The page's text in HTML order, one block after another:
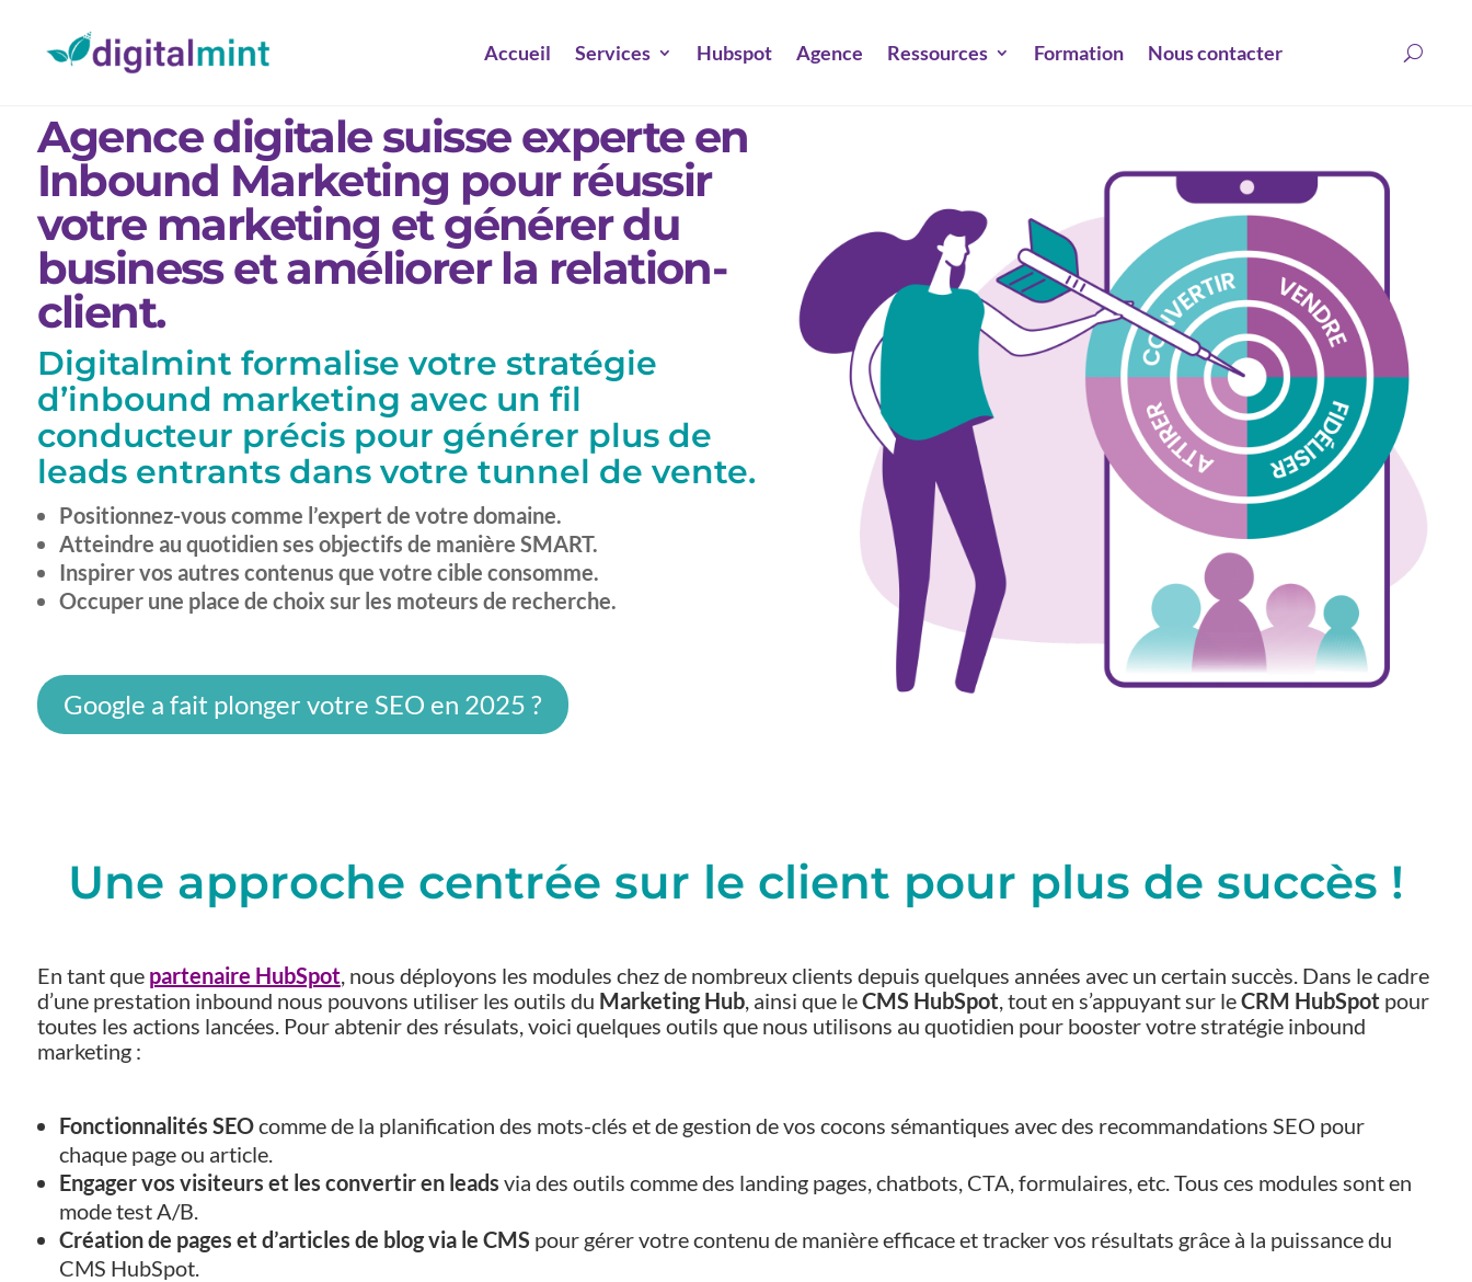
Accueil Services Hubspot Agence Ressources Formation Nous contacter
Agence digitale suisse experte en
Inbound Marketing pour réussir
votre marketing et générer du
business et améliorer la relation-
client.
Digitalmint formalise votre stratégie
d’inbound marketing avec un fil
conducteur précis pour générer plus de
leads entrants dans votre tunnel de vente.
Positionnez-vous comme l’expert de votre domaine.
Atteindre au quotidien ses objectifs de manière SMART.
Inspirer vos autres contenus que votre cible consomme.
Occuper une place de choix sur les moteurs de recherche.
Google a fait plonger votre SEO en 2025 ?
Une approche centrée sur le client pour plus de succès !
En tant que partenaire HubSpot, nous déployons les modules chez de nombreux clients depuis quelques années avec un certain succès. Dans le cadre
d’une prestation inbound nous pouvons utiliser les outils du Marketing Hub, ainsi que leCMS HubSpot , tout en s’appuyant sur leCRM HubSpot pour
toutes les actions lancées. Pour abtenir des résulats, voici quelques outils que nous utilisons au quotidien pour booster votre stratégie inbound
marketing :
Fonctionnalités SEOcomme de la planification des mots-clés et de gestion de vos cocons sémantiques avec des recommandations SEO pour
chaque page ou article.
Engager vos visiteurs et les convertir en leads via des outils comme des landing pages, chatbots, CTA, formulaires, etc. Tous ces modules sont en
mode test A/B.
Création de pages et d’articles de blog via le CMS pour gérer votre contenu de manière efficace et tracker vos résultats grâce à la puissance du
CMS HubSpot.